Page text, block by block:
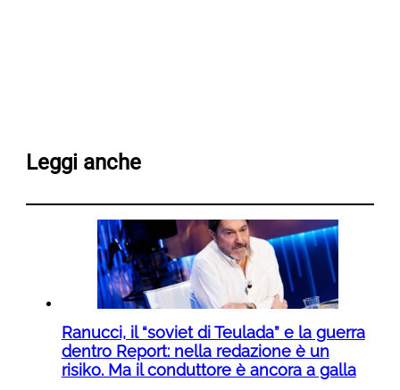
Leggi anche
Ranucci, il “soviet di Teulada” e la guerra
dentro Report: nella redazione è un
risiko. Ma il conduttore è ancora a galla